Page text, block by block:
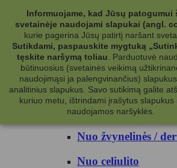
Kategorijos
Kosmetika
Kūno priežiūrai
Nuo prakaito
Kūno prausikliai
Nuo žvynelinės /
Nuo celiulito
Informuojame, kad Jūsų patogumui
svetainėje naudojami slapukai (angl.
kurie pagerina Jūsų patirtį naršant
Sutikdami, paspauskite mygtuką
tęskite naršymą toliau
Parduotuvė
būtinuosius (svetainės veikimą
naudojimąsi ja palengvinančius)
analitinius slapukus. Savo sutikimą galite
kuriuo metu, ištrindami įrašytus slapukus
naudojamos naršyklės.